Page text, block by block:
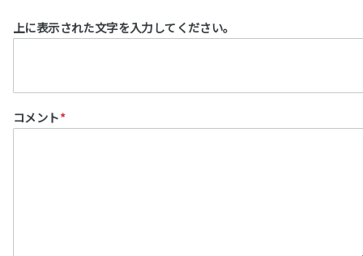
上に表示された文字を入力してください。
コメント*